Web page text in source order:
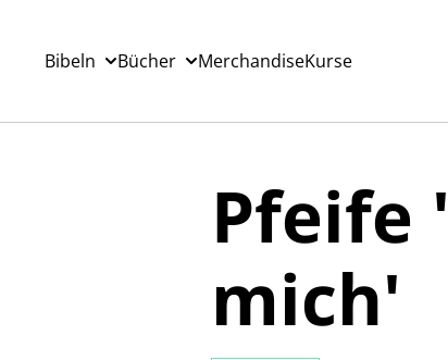
Bibeln Bücher MerchandiseKurse
Pfeife
mich'